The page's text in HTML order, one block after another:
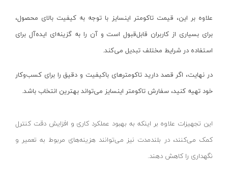
بکس بادی و فرز انگشتی بیگ رد
اور فرز نجاری
رنده بغل دو راهه
رنده برقی
متر لیزری اینسایز
لوازم جانبی کارواش
کارواش دستی
علاوه بر این، قیمت تاکومتر اینسایز با توجه به کیفیت بالای محصول،
برای بسیاری از کاربران قابل‌قبول است و آن را به گزینه‌ای ایده‌آل برای
استفاده در شرایط مختلف تبدیل می‌کند.
در نهایت، اگر قصد دارید تاکومترهای باکیفیت و دقیق را برای کسب‌وکار
خود تهیه کنید، سفارش تاکومتر اینسایز می‌تواند بهترین انتخاب باشد.
این تجهیزات علاوه بر اینکه به بهبود عملکرد کاری و افزایش دقت کنترل
کمک می‌کنند، در بلندمدت نیز می‌توانند هزینه‌های مربوط به تعمیر و
نگهداری را کاهش دهند.